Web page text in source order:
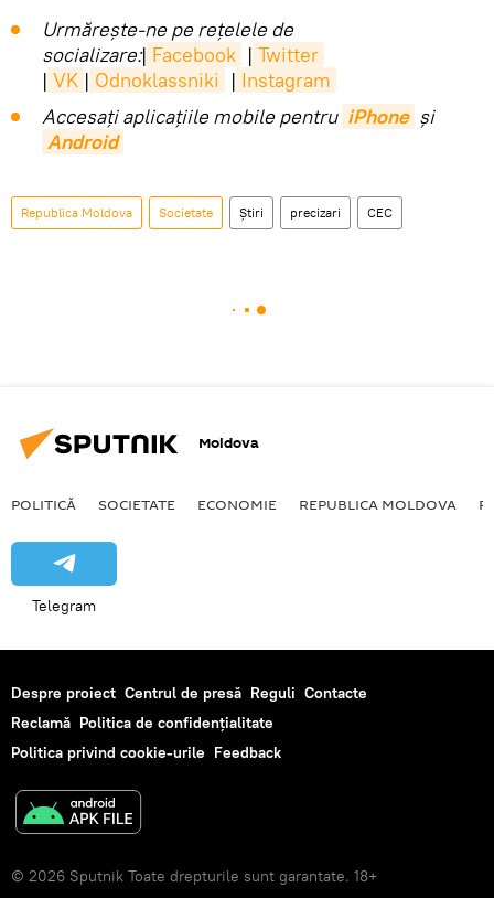
Urmărește-ne pe rețelele de
socializare:| Facebook | Twitter
| VK | Odnoklassniki | Instagram
Accesaţi aplicaţiile mobile pentru iPhone și
Android
Republica Moldova Societate Știri precizari CEC
Moldova
POLITICĂ SOCIETATE ECONOMIE REPUBLICA MOLDOVA
Telegram
Despre proiect Centrul de presă Reguli Contacte
Reclamă Politica de confidențialitate
Politica privind cookie-urile Feedback
© 2026 Sputnik Toate drepturile sunt garantate. 18+